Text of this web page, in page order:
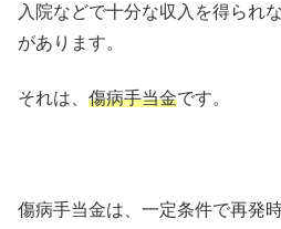
入院などで十分な収入を得られ
があります。
それは、 傷病手当金です。
傷病手当金は、一定条件で再発